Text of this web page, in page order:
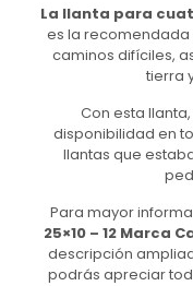
La llanta para
es la
caminos difíciles,
tierra
Con esta
disponibilidad en
llantas que
Para mayor
25×10 – 12 Marca
descripción
podrás apreciar